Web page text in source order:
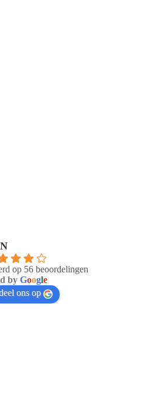
op 56 beoordelingen
by Google
ons op